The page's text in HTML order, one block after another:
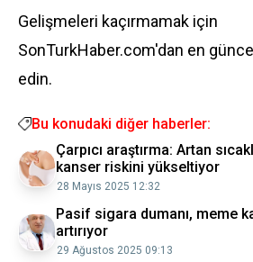
Gelişmeleri kaçırmamak için
SonTurkHaber.com'dan en
edin.
Bu konudaki diğer haberler:
Çarpıcı araştırma: Artan
kanser riskini yükseltiyor
28 Mayıs 2025 12:32
Pasif sigara dumanı, meme
artırıyor
29 Ağustos 2025 09:13